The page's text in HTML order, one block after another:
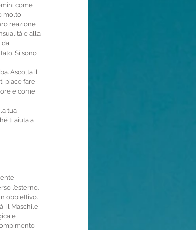
come
molto
reazione
e alla
da
Sì sono
Ascolta il
piace fare,
e come
tua
ti aiuta a
l’esterno.
obbiettivo.
il Maschile
e